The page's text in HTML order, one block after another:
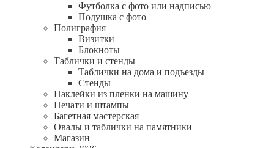
Футболка с фото или надписью
Подушка с фото
Полиграфия
Визитки
Блокноты
Таблички и стенды
Таблички на дома и подъезды
Стенды
Наклейки из пленки на машину
Печати и штампы
Багетная мастерская
Овалы и таблички на памятники
Магазин